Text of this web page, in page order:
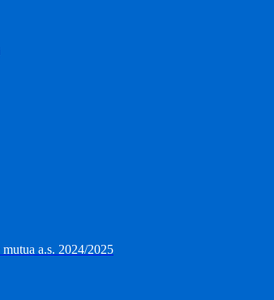
a.s. 2024/2025